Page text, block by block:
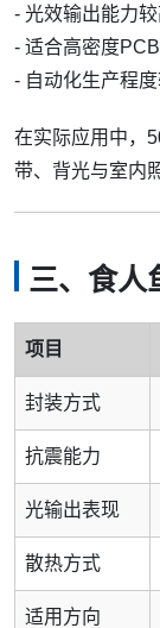
- 光效输出能力
- 适合高密度
- 自动化生产程
在实际应用中，
带、背光与室内
三、食人
项目
封装方式
抗震能力
光输出表现
散热方式
适用方向